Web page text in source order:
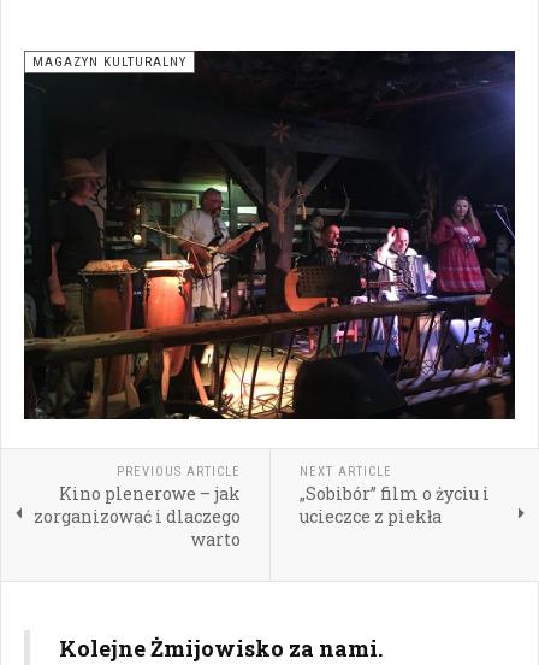
MAGAZYN KULTURALNY
PREVIOUS ARTICLE
Kino plenerowe – jak
zorganizować i dlaczego
warto
NEXT ARTICLE
„Sobibór” film o życiu i
ucieczce z piekła
Kolejne Żmijowisko za nami.